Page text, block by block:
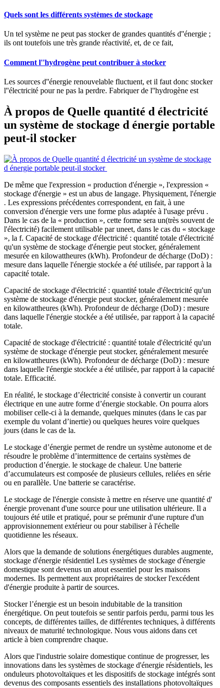
Quels sont les différents systèmes de stockage
Un tel système ne peut pas stocker de grandes quantités d''énergie ;
ils ont toutefois une très grande réactivité, et, de ce fait,
Comment l''hydrogène peut contribuer à stocker
Les sources d''énergie renouvelable fluctuent, et il faut donc stocker
l''électricité pour ne pas la perdre. Fabriquer de l''hydrogène est
À propos de Quelle quantité d électricité
un système de stockage d énergie portable
peut-il stocker
De même que l'expression « production d'énergie », l'expression «
stockage d'énergie » est un abus de langage. Physiquement, l'énergie
. Les expressions précédentes correspondent, en fait, à une
conversion d'énergie vers une forme plus adaptée à l'usage prévu .
Dans le cas de la « production », cette forme sera un(très souvent de
l'électricité) facilement utilisable par uneet, dans le cas du « stockage
», la f. Capacité de stockage d'électricité : quantité totale d'électricité
qu'un système de stockage d'énergie peut stocker, généralement
mesurée en kilowattheures (kWh). Profondeur de décharge (DoD) :
mesure dans laquelle l'énergie stockée a été utilisée, par rapport à la
capacité totale.
Capacité de stockage d'électricité : quantité totale d'électricité qu'un
système de stockage d'énergie peut stocker, généralement mesurée
en kilowattheures (kWh). Profondeur de décharge (DoD) : mesure
dans laquelle l'énergie stockée a été utilisée, par rapport à la capacité
totale.
Capacité de stockage d'électricité : quantité totale d'électricité qu'un
système de stockage d'énergie peut stocker, généralement mesurée
en kilowattheures (kWh). Profondeur de décharge (DoD) : mesure
dans laquelle l'énergie stockée a été utilisée, par rapport à la capacité
totale. Efficacité.
En réalité, le stockage d’électricité consiste à convertir un courant
électrique en une autre forme d’énergie stockable. On pourra alors
mobiliser celle-ci à la demande, quelques minutes (dans le cas par
exemple du volant d’inertie) ou quelques heures voire quelques
jours (dans le cas de la.
Le stockage d’énergie permet de rendre un système autonome et de
résoudre le problème d’intermittence de certains systèmes de
production d’énergie. le stockage de chaleur. Une batterie
d’accumulateurs est composée de plusieurs cellules, reliées en série
ou en parallèle. Une batterie se caractérise.
Le stockage de l'énergie consiste à mettre en réserve une quantité d'
énergie provenant d'une source pour une utilisation ultérieure. Il a
toujours été utile et pratiqué, pour se prémunir d'une rupture d'un
approvisionnement extérieur ou pour stabiliser à l'échelle
quotidienne les réseaux.
Alors que la demande de solutions énergétiques durables augmente,
stockage d'énergie résidentiel Les systèmes de stockage d'énergie
domestique sont devenus un atout essentiel pour les maisons
modernes. Ils permettent aux propriétaires de stocker l'excédent
d'énergie produite à partir de sources.
Stocker l’énergie est un besoin indubitable de la transition
énergétique. On peut toutefois se sentir parfois perdu, parmi tous les
concepts, de différentes tailles, de différentes techniques, à différents
niveaux de maturité technologique. Nous vous aidons dans cet
article à bien comprendre chaque.
Alors que l'industrie solaire domestique continue de progresser, les
innovations dans les systèmes de stockage d'énergie résidentiels, les
onduleurs photovoltaïques et les dispositifs de stockage intégrés sont
devenus des composants essentiels des installations photovoltaïques